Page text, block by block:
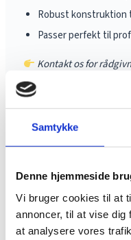
Samtykke
Denne hjemmeside
Vi bruger cookies til at
annoncer, til at vise dig
at analysere vores
Robust
Passer perfekt til
Kontakt os for
maskine.
Book demo